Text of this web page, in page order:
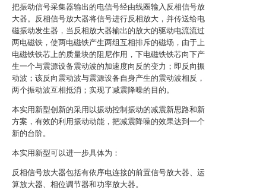
把振动信号采集器输出的电信号经由线圈输入反相信号放
大器。反相信号放大器将信号进行反相放大，并传送给电
磁振动发生器，当反相放大器输出的放大的驱动电流流过
两电磁铁，使两电磁铁产生两组互相排斥的磁场，由于上
电磁铁铁芯上的质量块的阻尼作用，下电磁铁铁芯向下产
生一个与震源设备震动波的加速度向反的变力；即反向振
动波；该反向震动波与震源设备自身产生的震动波相反，
两个振动波互相抵消；实现了减震降噪的目的。
本实用新型创新的采用以振动控制振动的减震新思路和新
方案，有效的利用振动动能，把减震降噪的效果达到一个
新的台阶。
本实用新型可以进一步具体为：
反相信号放大器包括有依序电连接的前置信号放大器、运
算放大器、相位调节器和功率放大器。